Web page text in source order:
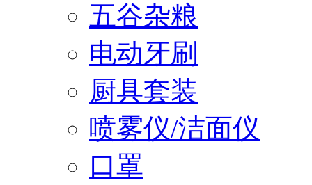
五谷杂粮
电动牙刷
厨具套装
喷雾仪/洁面仪
口罩